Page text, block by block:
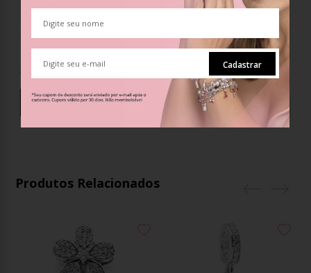
Berloque Charm Pingente
Libélula em Prata 925
até deR$17,80
Comprar
Berloque Charm Separador
INDISPONÍVEL
Produtos Relacionados
Cadastrar